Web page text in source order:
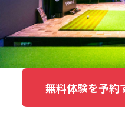
無料体験を予